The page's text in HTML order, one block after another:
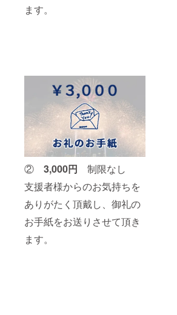
ます。
② 3,000円 制限なし
支援者様からのお気持ちを
ありがたく頂戴し、御礼の
お手紙をお送りさせて頂き
ます。